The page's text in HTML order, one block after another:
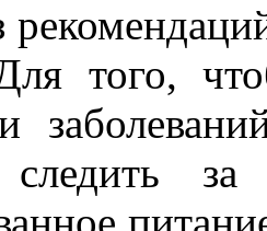
того,
следить